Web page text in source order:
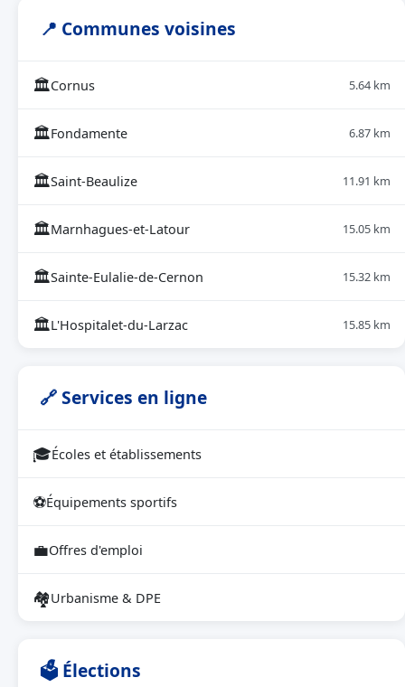
📍 Communes voisines
🏛Cornus 5.64 km
🏛Fondamente 6.87 km
🏛Saint-Beaulize 11.91 km
🏛Marnhagues-et-Latour 15.05 km
🏛Sainte-Eulalie-de-Cernon 15.32 km
🏛L'Hospitalet-du-Larzac 15.85 km
🔗 Services en ligne
🎓Écoles et établissements
⚽Équipements sportifs
💼Offres d'emploi
🏘Urbanisme & DPE
🗳 Élections